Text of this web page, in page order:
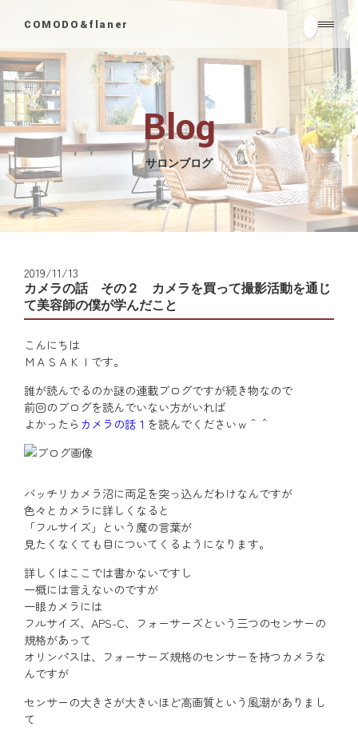
COMODO&flaner
Blog
サロンブログ
2019/11/13
カメラの話 その２ カメラを買って撮影活動を通じ
て美容師の僕が学んだこと
こんにちは
ＭＡＳＡＫＩです。
誰が読んでるのか謎の連載ブログですが続き物なので
前回のブログを読んでいない方がいれば
よかったら カメラの話１ を読んでくださいｗ＾＾
バッチリカメラ沼に両足を突っ込んだわけなんですが
色々とカメラに詳しくなると
「フルサイズ」という魔の言葉が
見たくなくても目についてくるようになります。
詳しくはここでは書かないですし
一概には言えないのですが
一眼カメラには
フルサイズ、APS-C、フォーサーズという三つのセンサーの
規格があって
オリンパスは、フォーサーズ規格のセンサーを持つカメラな
んですが
センサーの大きさが大きいほど高画質という風潮がありまし
て